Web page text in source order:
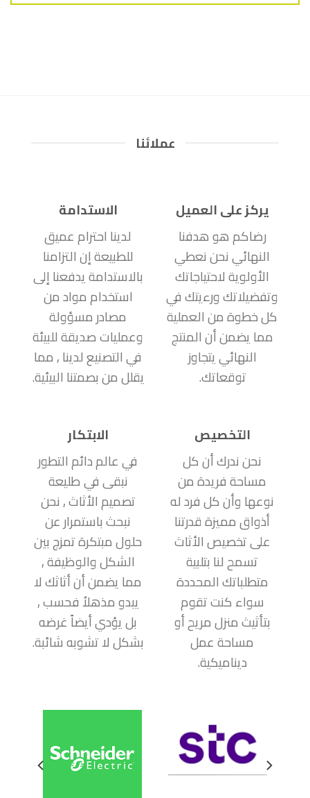
عملائنا
يركز على العميل
رضاكم هو هدفنا
النهائي نحن نعطي
الأولوية لاحتياجاتك
وتفضيلاتك ورءيتك في
كل خطوة من العملية
مما يضمن أن المنتج
النهائي يتجاوز
توقعاتك.
الاستدامة
لدينا احترام عميق
للطبيعة إن التزامنا
بالاستدامة يدفعنا إلى
استخدام مواد من
مصادر مسؤولة
وعمليات صديقة للبيئة
في التصنيع لدينا , مما
يقلل من بصمتنا البيئية.
التخصيص
نحن ندرك أن كل
مساحة فريدة من
نوعها وأن كل فرد له
أذواق مميزة قدرتنا
على تخصيص الأثاث
تسمح لنا بتلبية
متطلباتك المحددة
سواء كنت تقوم
بتأثيث منزل مريح أو
مساحة عمل
ديناميكية.
الابتكار
في عالم دائم التطور
نبقى في طليعة
تصميم الأثاث , نحن
نبحث باستمرار عن
حلول مبتكرة تمزج بين
الشكل والوظيفة ,
مما يضمن أن أثاثك لا
يبدو مذهلاُ فحسب ,
بل يؤدي أيضاً غرضه
بشكل لا تشوبه شائبة.